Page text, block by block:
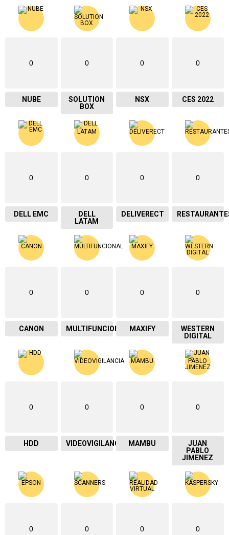
0
NUBE
0
SOLUTION
BOX
0
NSX
0
CES 2022
0
DELL EMC
0
DELL
LATAM
0
DELIVERECT
0
0
CANON
0
MULTIFUNCIONAL
0
MAXIFY
0
WESTERN
DIGITAL
0
HDD
0
VIDEOVIGILANCIA
0
MAMBU
0
JUAN
PABLO
JIMENEZ
0 0 0 0